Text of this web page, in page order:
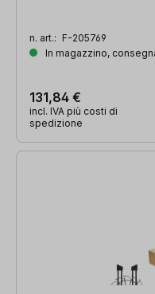
n. art.: F-205769
In magazzino,
131,84 €
incl. IVA più costi di
spedizione